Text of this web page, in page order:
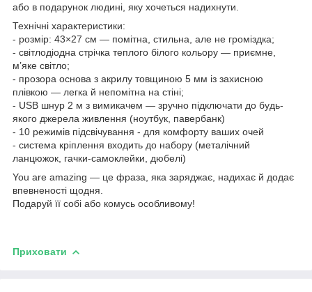
або в подарунок людині, яку хочеться надихнути.
Технічні характеристики:
- розмір: 43×27 см — помітна, стильна, але не громіздка;
- світлодіодна стрічка теплого білого кольору — приємне,
м’яке світло;
- прозора основа з акрилу товщиною 5 мм із захисною
плівкою — легка й непомітна на стіні;
- USB шнур 2 м з вимикачем — зручно підключати до будь-
якого джерела живлення (ноутбук, павербанк)
- 10 режимів підсвічування - для комфорту ваших очей
- система кріплення входить до набору (металічний
ланцюжок, гачки-самоклейки, дюбелі)
You are amazing — це фраза, яка заряджає, надихає й додає
впевненості щодня.
Подаруй її собі або комусь особливому!
Приховати